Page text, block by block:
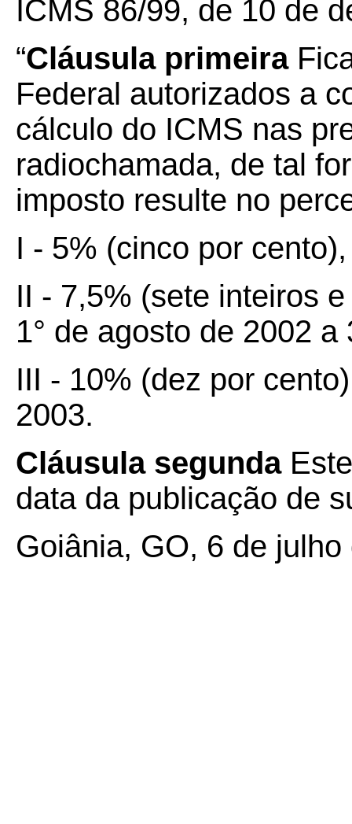
ICMS 86/99, de 10 de
“Cláusula primeira
Federal autorizados a
cálculo do ICMS nas
radiochamada, de tal
imposto resulte no
I - 5% (cinco por
II - 7,5% (sete inteiros
1° de agosto de 2002
III - 10% (dez por
2003.
Cláusula segunda
data da publicação de
Goiânia, GO, 6 de julho